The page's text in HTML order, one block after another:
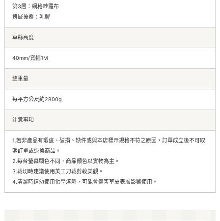
第3層：網格紗羅布
背層披覆：乳膠
草絲高度
40mm/寬幅1M
總重量
每平方公尺約2800g
注意事項
1.若非產品有瑕疵、破損、缺件或與本店標示規格不符之原因，訂單成立後不可取
消訂單或退換商品。
2.每台螢幕顯色不同，商品顏色以實物為主。
3.裁切時建議使用美工刀裁剪較美觀。
4.清潔時請勿使用化學溶劑，可能會傷害草皮表層影響使用。